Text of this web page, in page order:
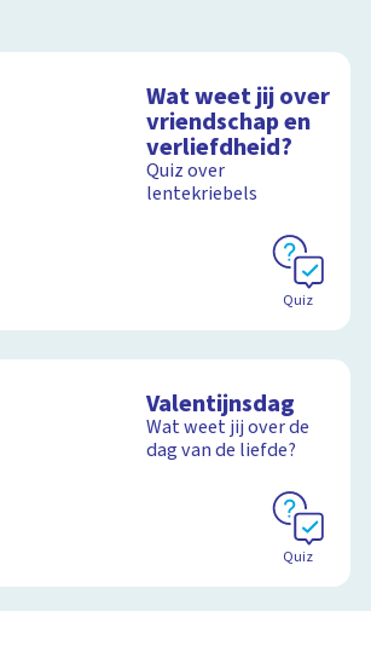
Wat weet jij over
vriendschap en
verliefdheid?
Quiz over
lentekriebels
Quiz
Valentijnsdag
Wat weet jij over de
dag van de liefde?
Quiz